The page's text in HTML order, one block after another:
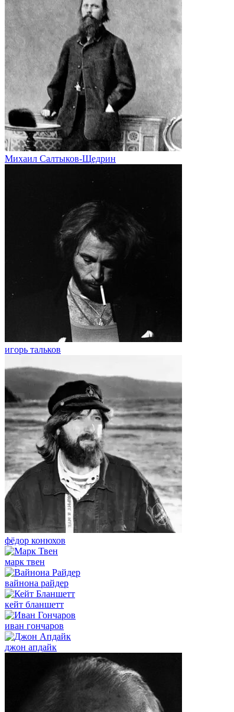
Михаил Салтыков-Щедрин
игорь тальков
фёдор конюхов
марк твен
вайнона райдер
кейт бланшетт
иван гончаров
джон апдайк